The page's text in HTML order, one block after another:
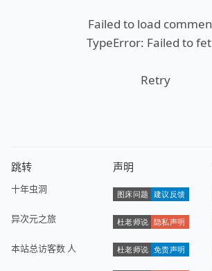
Failed to load
TypeError: Failed to
Retry
跳转
十年虫洞
异次元之旅
本站总访客数 人
声明